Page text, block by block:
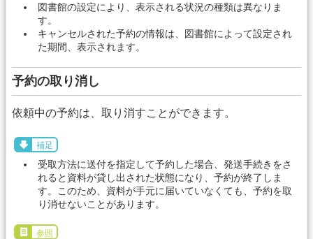
図書館の設定により、表示される状況の種類は異なりま
す。
キャンセルされた予約の情報は、図書館によって設定され
た期間、表示されます。
予約の取り消し
依頼中の予約は、取り消すことができます。
補足
受取方法に送付を指定して予約した場合、発送手続きをさ
れると資料が貸し出された状態になり、予約が終了しま
す。このため、資料が手元に届いていなくても、予約を取
り消せないことがあります。
参照